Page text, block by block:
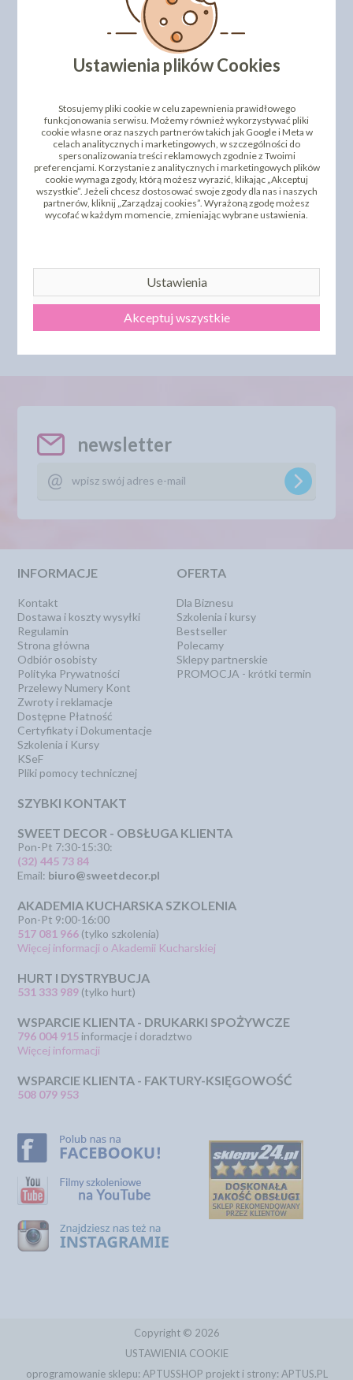
DODAJ SWOJĄ OPINIĘ
PRODUKTY PODOBNE
100SZT
DO KOSZYKA
50SZT
DO KOSZYKA
newsletter
INFORMACJE
Kontakt
Dostawa i koszty wysyłki
Regulamin
Strona główna
Odbiór osobisty
Polityka Prywatności
Przelewy Numery Kont
Zwroty i reklamacje
Dostępne Płatność
Certyfikaty i Dokumentacje
Szkolenia i Kursy
KSeF
Pliki pomocy technicznej
OFERTA
Dla Biznesu
Szkolenia i kursy
Bestseller
Polecamy
Sklepy partnerskie
PROMOCJA - krótki termin
SZYBKI KONTAKT
SWEET DECOR - OBSŁUGA KLIENTA
Pon-Pt 7:30-15:30:
(32) 445 73 84
Email: biuro@sweetdecor.pl
AKADEMIA KUCHARSKA SZKOLENIA
Pon-Pt 9:00-16:00
517 081 966 (tylko szkolenia)
Więcej informacji o Akademii Kucharskiej
HURT I DYSTRYBUCJA
531 333 989 (tylko hurt)
WSPARCIE KLIENTA - DRUKARKI SPOŻYWCZE
796 004 915 informacje i doradztwo
Więcej informacji
WSPARCIE KLIENTA - FAKTURY-KSIĘGOWOŚĆ
508 079 953
Copyright © 2026
USTAWIENIA COOKIE
oprogramowanie sklepu: APTUSSHOP projekt i strony: APTUS.PL
Ustawienia plików Cookies
Stosujemy pliki cookie w celu zapewnienia prawidłowego
funkcjonowania serwisu. Możemy również wykorzystywać pliki
cookie własne oraz naszych partnerów takich jak Google i Meta w
celach analitycznych i marketingowych, w szczególności do
spersonalizowania treści reklamowych zgodnie z Twoimi
preferencjami. Korzystanie z analitycznych i marketingowych plików
cookie wymaga zgody, którą możesz wyrazić, klikając „Akceptuj
wszystkie”. Jeżeli chcesz dostosować swoje zgody dla nas i naszych
partnerów, kliknij „Zarządzaj cookies”. Wyrażoną zgodę możesz
wycofać w każdym momencie, zmieniając wybrane ustawienia.
Ustawienia
Akceptuj wszystkie